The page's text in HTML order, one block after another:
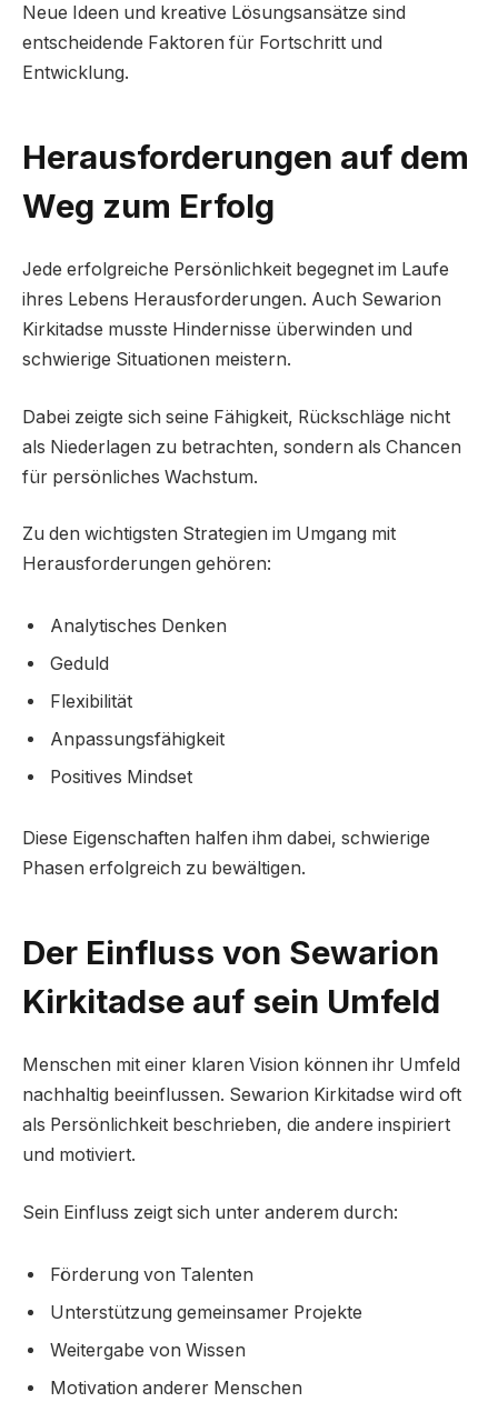
Neue Ideen und kreative Lösungsansätze sind
entscheidende Faktoren für Fortschritt und
Entwicklung.
Herausforderungen auf dem
Weg zum Erfolg
Jede erfolgreiche Persönlichkeit begegnet im Laufe
ihres Lebens Herausforderungen. Auch Sewarion
Kirkitadse musste Hindernisse überwinden und
schwierige Situationen meistern.
Dabei zeigte sich seine Fähigkeit, Rückschläge nicht
als Niederlagen zu betrachten, sondern als Chancen
für persönliches Wachstum.
Zu den wichtigsten Strategien im Umgang mit
Herausforderungen gehören:
Analytisches Denken
Geduld
Flexibilität
Anpassungsfähigkeit
Positives Mindset
Diese Eigenschaften halfen ihm dabei, schwierige
Phasen erfolgreich zu bewältigen.
Der Einfluss von Sewarion
Kirkitadse auf sein Umfeld
Menschen mit einer klaren Vision können ihr Umfeld
nachhaltig beeinflussen. Sewarion Kirkitadse wird oft
als Persönlichkeit beschrieben, die andere inspiriert
und motiviert.
Sein Einfluss zeigt sich unter anderem durch:
Förderung von Talenten
Unterstützung gemeinsamer Projekte
Weitergabe von Wissen
Motivation anderer Menschen